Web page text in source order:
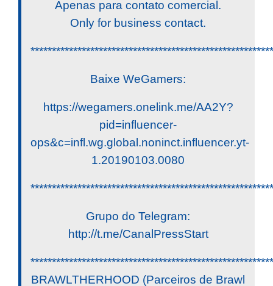
Apenas para contato comercial.
Only for business contact.
Baixe WeGamers:
https://wegamers.onelink.me/AA2Y?
pid=influencer-
ops&c=infl.wg.global.noninct.influencer.yt-
1.20190103.0080
Grupo do Telegram:
http://t.me/CanalPressStart
BRAWLTHERHOOD (Parceiros de Brawl